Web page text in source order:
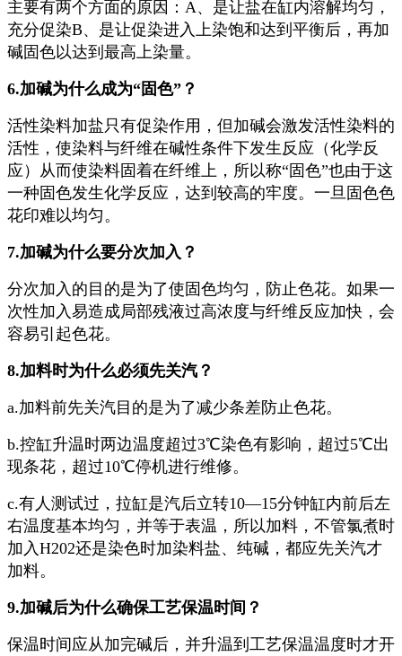
主要有两个方面的原因：A、是让盐在缸内溶解均匀，
充分促染B、是让促染进入上染饱和达到平衡后，再加
碱固色以达到最高上染量。
6.加碱为什么成为“固色”？
活性染料加盐只有促染作用，但加碱会激发活性染料的
活性，使染料与纤维在碱性条件下发生反应（化学反
应）从而使染料固着在纤维上，所以称“固色”也由于这
一种固色发生化学反应，达到较高的牢度。一旦固色色
花印难以均匀。
7.加碱为什么要分次加入？
分次加入的目的是为了使固色均匀，防止色花。如果一
次性加入易造成局部残液过高浓度与纤维反应加快，会
容易引起色花。
8.加料时为什么必须先关汽？
a.加料前先关汽目的是为了减少条差防止色花。
b.控缸升温时两边温度超过3℃染色有影响，超过5℃出
现条花，超过10℃停机进行维修。
c.有人测试过，拉缸是汽后立转10—15分钟缸内前后左
右温度基本均匀，并等于表温，所以加料，不管氯煮时
加入H202还是染色时加染料盐、纯碱，都应先关汽才
加料。
9.加碱后为什么确保工艺保温时间？
保温时间应从加完碱后，并升温到工艺保温温度时才开